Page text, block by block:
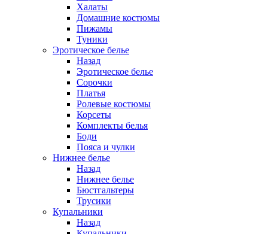
Халаты
Домашние костюмы
Пижамы
Туники
Эротическое белье
Назад
Эротическое белье
Сорочки
Платья
Ролевые костюмы
Корсеты
Комплекты белья
Боди
Пояса и чулки
Нижнее белье
Назад
Нижнее белье
Бюстгальтеры
Трусики
Купальники
Назад